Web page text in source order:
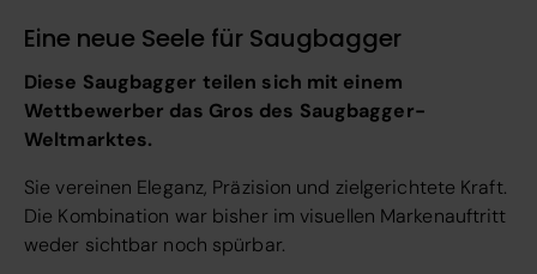
Eine neue Seele für Saugbagger
Diese Saugbagger teilen sich mit einem
Wettbewerber das Gros des Saugbagger-
Weltmarktes.
Sie vereinen Eleganz, Präzision und zielgerichtete Kraft.
Die Kombination war bisher im visuellen Markenauftritt
weder sichtbar noch spürbar.